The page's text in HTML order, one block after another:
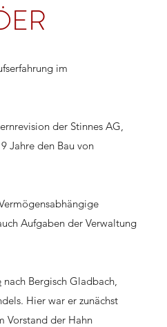
im
der Stinnes AG,
Jahre den Bau von
Aufgaben der Verwaltung
nach Bergisch Gladbach,
Hier war er zunächst
Vorstand der Hahn